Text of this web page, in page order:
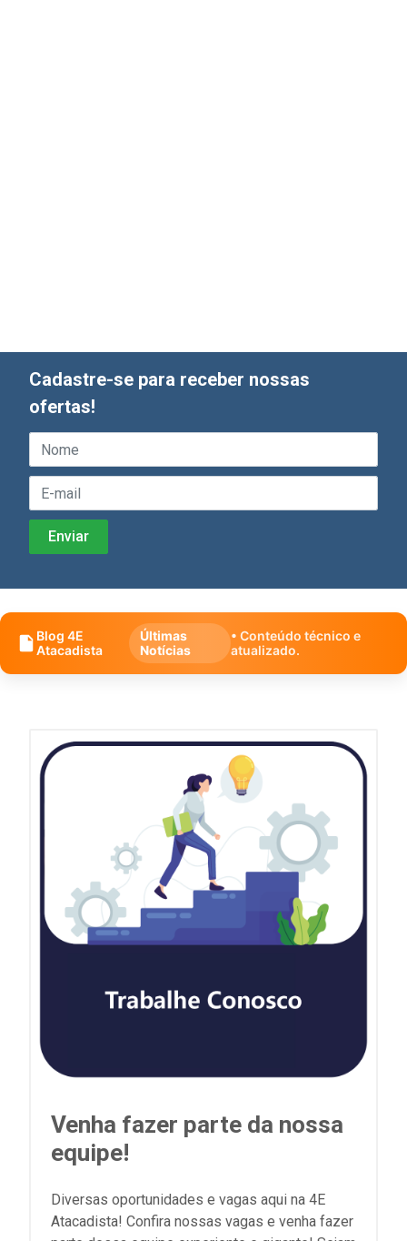
Cadastre-se para receber nossas
ofertas!
Blog 4E
Atacadista
Últimas
Notícias
• Conteúdo técnico e
atualizado.
Venha fazer parte da nossa
equipe!
Diversas oportunidades e vagas aqui na 4E
Atacadista! Confira nossas vagas e venha fazer